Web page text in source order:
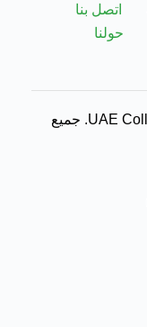
اتصل بنا
حولنا
حقوق الطبع والنشر @ 2026 UAE Collector. جميع